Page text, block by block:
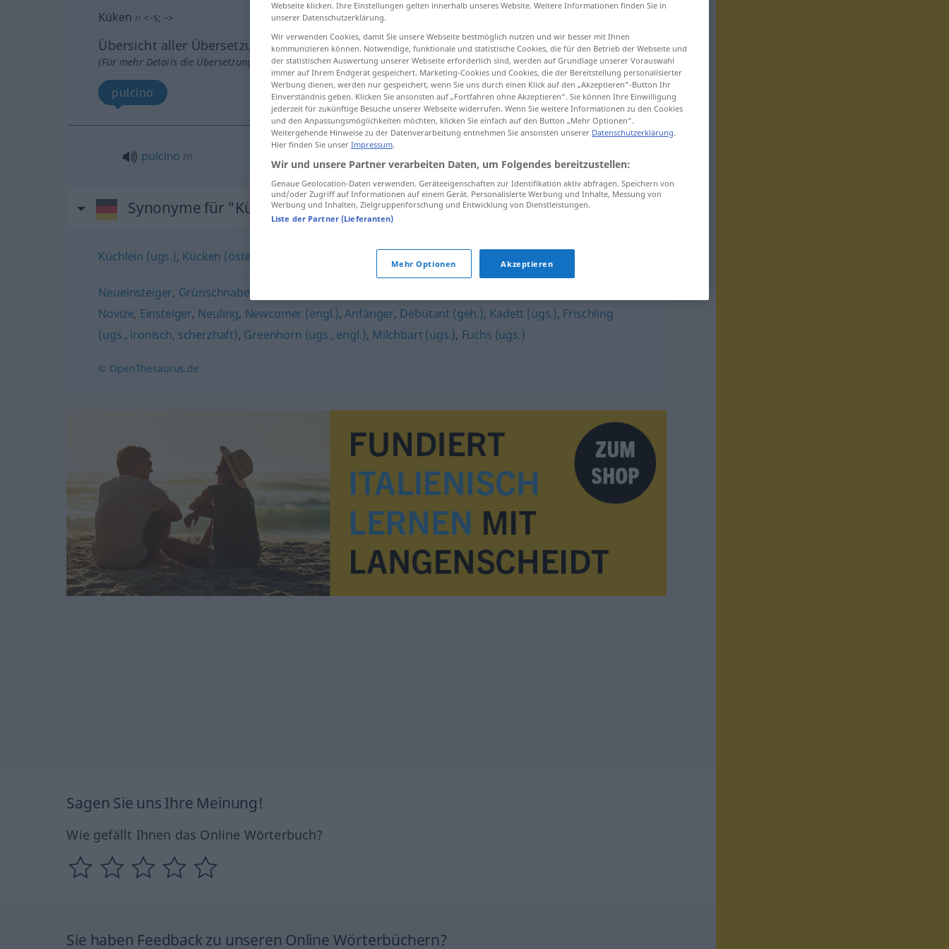
Küken n <-s; ->
Übersicht aller Übersetzungen
(Für mehr Details die Übersetzung anklicken/antippen)
pulcino
pulcino m
Synonyme für "Küken"
Küchlein (ugs.), Kücken (österr.)
Neueinsteiger, Grünschnabel (ugs.)
Novize, Einsteiger, Neuling, Newcomer (engl.),Anfänger, Debütant (geh.), Kadett (ugs.), Frischling
(ugs., ironisch, scherzhaft), Greenhorn (ugs., engl.), Milchbart (ugs.), Fuchs (ugs.)
© OpenThesaurus.de
Sagen Sie uns Ihre Meinung!
Wie gefällt Ihnen das Online Wörterbuch?
Sie haben Feedback zu unseren Online Wörterbüchern?
Webseite klicken. Ihre Einstellungen gelten innerhalb unseres Website. Weitere Informationen finden Sie in
unserer Datenschutzerklärung.
Wir verwenden Cookies, damit Sie unsere Webseite bestmöglich nutzen und wir besser mit Ihnen
kommunizieren können. Notwendige, funktionale und statistische Cookies, die für den Betrieb der Webseite und
der statistischen Auswertung unserer Webseite erforderlich sind, werden auf Grundlage unserer Vorauswahl
immer auf Ihrem Endgerät gespeichert. Marketing-Cookies und Cookies, die der Bereitstellung personalisierter
Werbung dienen, werden nur gespeichert, wenn Sie uns durch einen Klick auf den „Akzeptieren“-Button Ihr
Einverständnis geben. Klicken Sie ansonsten auf „Fortfahren ohne Akzeptieren“. Sie können Ihre Einwilligung
jederzeit für zukünftige Besuche unserer Webseite widerrufen. Wenn Sie weitere Informationen zu den Cookies
und den Anpassungsmöglichkeiten möchten, klicken Sie einfach auf den Button „Mehr Optionen“.
Weitergehende Hinweise zu der Datenverarbeitung entnehmen Sie ansonsten unserer Datenschutzerklärung.
Hier finden Sie unser Impressum.
Wir und unsere Partner verarbeiten Daten, um Folgendes bereitzustellen:
Genaue Geolocation-Daten verwenden. Geräteeigenschaften zur Identifikation aktiv abfragen. Speichern von
und/oder Zugriff auf Informationen auf einem Gerät. Personalisierte Werbung und Inhalte, Messung von
Werbung und Inhalten, Zielgruppenforschung und Entwicklung von Dienstleistungen.
Liste der Partner (Lieferanten)
Mehr Optionen Akzeptieren